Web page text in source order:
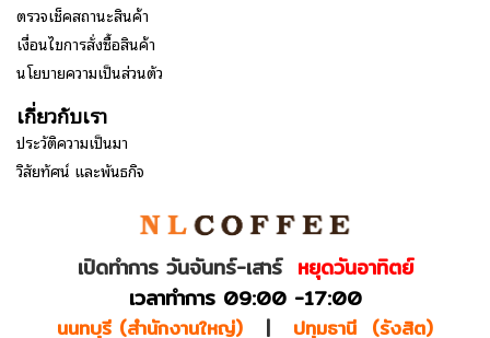
ตรวจเช็คสถานะสินค้า
เงื่อนไขการสั่งซื้อสินค้า
นโยบายความเป็นส่วนตัว
เกี่ยวกับเรา
ประวัติความเป็นมา
วิสัยทัศน์ และพันธกิจ
เปิดทำการ วันจันทร์-เสาร์ หยุดวันอาทิตย์
เวลาทำการ 09:00 -17:00
นนทบุรี (สำนักงานใหญ่) | ปทุมธานี (รังสิต)